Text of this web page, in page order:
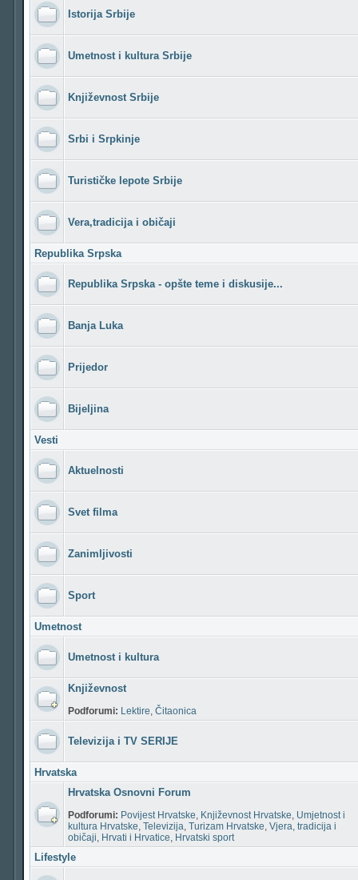
Istorija Srbije
Umetnost i kultura Srbije
Književnost Srbije
Srbi i Srpkinje
Turističke lepote Srbije
Vera,tradicija i običaji
Republika Srpska
Republika Srpska - opšte teme i diskusije...
Banja Luka
Prijedor
Bijeljina
Vesti
Aktuelnosti
Svet filma
Zanimljivosti
Sport
Umetnost
Umetnost i kultura
Književnost
Podforumi: Lektire, Čitaonica
Televizija i TV SERIJE
Hrvatska
Hrvatska Osnovni Forum
Podforumi: Povijest Hrvatske, Književnost Hrvatske, Umjetnost i
kultura Hrvatske, Televizija, Turizam Hrvatske, Vjera, tradicija i
običaji, Hrvati i Hrvatice, Hrvatski sport
Lifestyle